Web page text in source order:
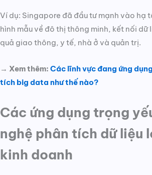
Ví dụ: Singapore đã đầu tư mạnh vào hạ
hình mẫu về đô thị thông minh, kết nối dữ
quả giao thông, y tế, nhà ở và quản trị.
→ Xem thêm: Các lĩnh vực đang ứng
tích big data như thế nào?
Các ứng dụng trọng
nghệ phân tích dữ liệu
kinh doanh